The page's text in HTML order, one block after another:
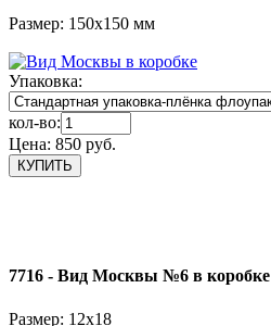
Размер: 150х150 мм
Упаковка:
кол-во:
Цена: 850 руб.
7716 - Вид Москвы №6 в коробке
Размер: 12х18